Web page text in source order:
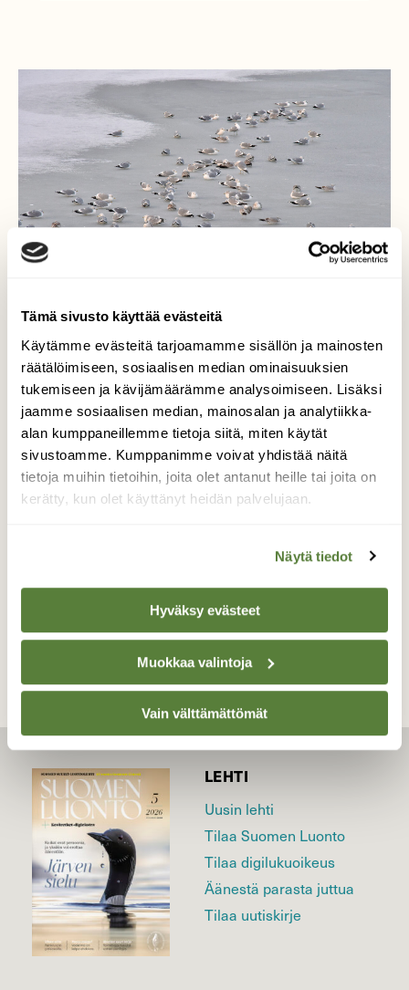
Tämä sivusto käyttää evästeitä
Käytämme evästeitä tarjoamamme sisällön ja mainosten
räätälöimiseen, sosiaalisen median ominaisuuksien
tukemiseen ja kävijämäärämme analysoimiseen. Lisäksi
jaamme sosiaalisen median, mainosalan ja analytiikka-
alan kumppaneillemme tietoja siitä, miten käytät
sivustoamme. Kumppanimme voivat yhdistää näitä
tietoja muihin tietoihin, joita olet antanut heille tai joita on
kerätty, kun olet käyttänyt heidän palvelujaan.
Näytä tiedot
Hyväksy evästeet
Muokkaa valintoja
Vain välttämättömät
Päivälevolla
Syötyään vatsansa täyteen
ruokintapaikalla, niin lokit lentävät jäälle
nukkumaan.
TAKAISIN LISTAAN
LEHTI
Uusin lehti
Tilaa Suomen Luonto
Tilaa digilukuoikeus
Äänestä parasta juttua
Tilaa uutiskirje